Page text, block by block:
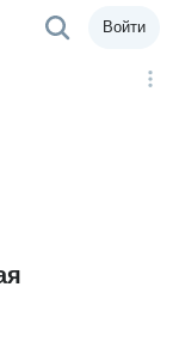
Войти